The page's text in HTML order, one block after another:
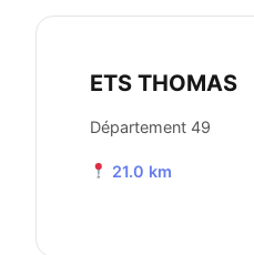
ETS THOMAS
Département 49
21.0 km